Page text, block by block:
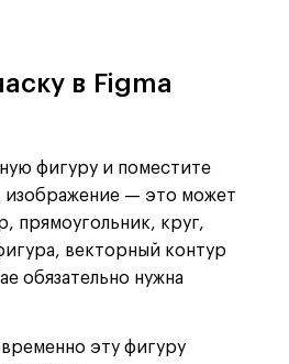
в Figma
фигуру и поместите
изображение — это может
прямоугольник, круг,
векторный контур
обязательно нужна
эту фигуру